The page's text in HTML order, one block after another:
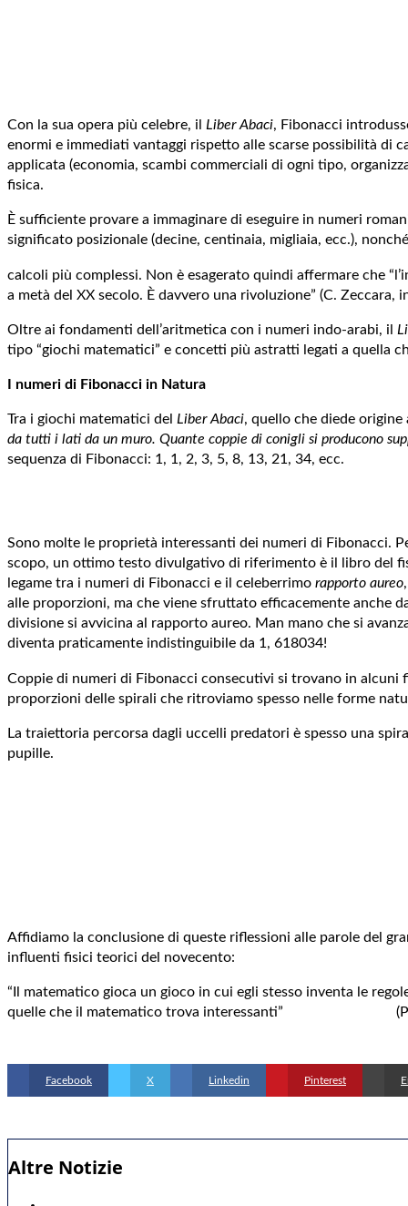
Altre Notizie
Con la sua opera più celebre, il Liber Abaci, Fibonacci
enormi e immediati vantaggi rispetto alle scarse possibilità di
applicata (economia, scambi commerciali di ogni tipo,
fisica.
È sufficiente provare a immaginare di eseguire in numeri
significato posizionale (decine, centinaia, migliaia, ecc.),
calcoli più complessi. Non è esagerato quindi affermare che
a metà del XX secolo. È davvero una rivoluzione” (C. Zeccara,
Oltre ai fondamenti dell’aritmetica con i numeri indo-arabi, il
tipo “giochi matematici” e concetti più astratti legati a quella
I numeri di Fibonacci in Natura
Tra i giochi matematici del Liber Abaci, quello che diede
da tutti i lati da un muro. Quante coppie di conigli si producono
sequenza di Fibonacci: 1, 1, 2, 3, 5, 8, 13, 21, 34, ecc.
Sono molte le proprietà interessanti dei numeri di Fibonacci.
scopo, un ottimo testo divulgativo di riferimento è il libro del
legame tra i numeri di Fibonacci e il celeberrimo rapporto aureo
alle proporzioni, ma che viene sfruttato efficacemente anche
divisione si avvicina al rapporto aureo. Man mano che si
diventa praticamente indistinguibile da 1, 618034!
Coppie di numeri di Fibonacci consecutivi si trovano in
proporzioni delle spirali che ritroviamo spesso nelle forme
La traiettoria percorsa dagli uccelli predatori è spesso una
pupille.
Affidiamo la conclusione di queste riflessioni alle parole del
influenti fisici teorici del novecento:
“Il matematico gioca un gioco in cui egli stesso inventa le
quelle che il matematico trova interessanti” (Paul
Facebook X Linkedin Pinterest